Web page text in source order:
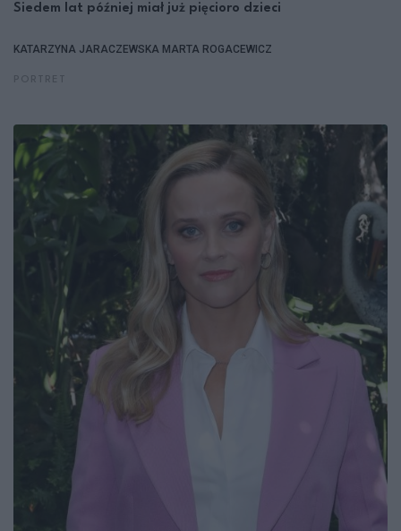
Siedem lat później miał już pięcioro dzieci
KATARZYNA JARACZEWSKA MARTA ROGACEWICZ